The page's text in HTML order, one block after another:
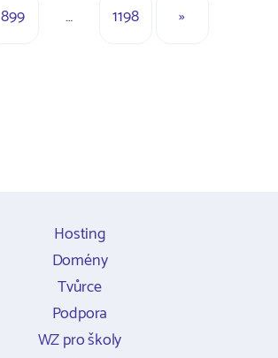
899 … 1198 »
Hosting
Domény
Tvůrce
Podpora
WZ pro školy